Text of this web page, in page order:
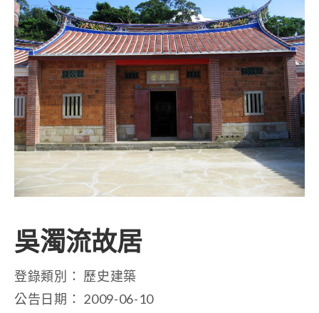
吳濁流故居
登錄類別： 歷史建築
公告日期： 2009-06-10